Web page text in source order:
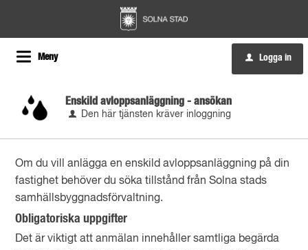
Meny u Logga in
Enskild avloppsanläggning - ansökan
Den här tjänsten kräver inloggning
Om du vill anlägga en enskild avloppsanläggning på din
fastighet behöver du söka tillstånd från Solna stads
samhällsbyggnadsförvaltning.
Obligatoriska uppgifter
Det är viktigt att anmälan innehåller samtliga begärda